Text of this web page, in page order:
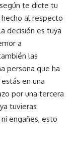
te dicte tu
al respecto
decisión es tuya
a
las
persona que ha
en una
por una tercera
tuvieras
engañes, esto